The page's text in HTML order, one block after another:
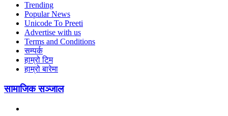
Trending
Popular News
Unicode To Preeti
Advertise with us
Terms and Conditions
सम्पर्क
हाम्रो टिम
हाम्रो बारेमा
सामाजिक सञ्जाल